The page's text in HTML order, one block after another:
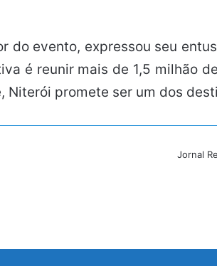
do evento, expressou seu
é reunir mais de 1,5 milhão
Niterói promete ser um dos
Jornal